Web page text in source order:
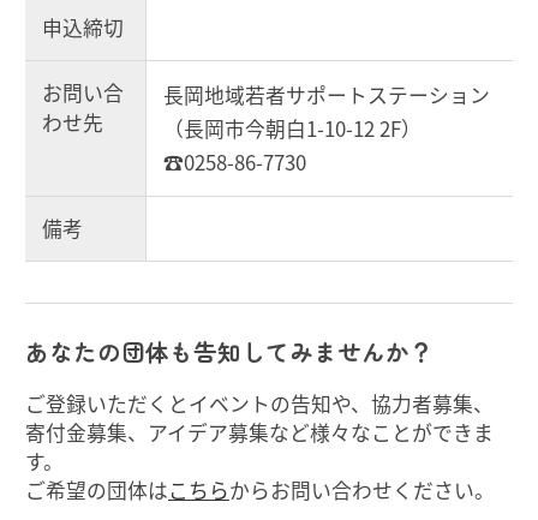
申込締切
お問い合
わせ先
長岡地域若者サポートステーション
（長岡市今朝白1-10-12 2F）
☎0258-86-7730
備考
あなたの団体も告知してみませんか？
ご登録いただくとイベントの告知や、協力者募集、
寄付金募集、アイデア募集など様々なことができま
す。
ご希望の団体はこちらからお問い合わせください。